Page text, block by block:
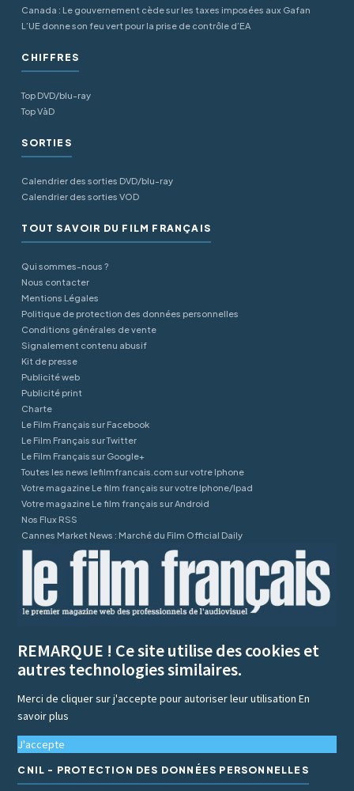
Canada : Le gouvernement cède sur les taxes imposées aux Gafan
L’UE donne son feu vert pour la prise de contrôle d’EA
CHIFFRES
Top DVD/blu-ray
Top VàD
SORTIES
Calendrier des sorties DVD/blu-ray
Calendrier des sorties VOD
TOUT SAVOIR DU FILM FRANÇAIS
Qui sommes-nous ?
Nous contacter
Mentions Légales
Politique de protection des données personnelles
Conditions générales de vente
Signalement contenu abusif
Kit de presse
Publicité web
Publicité print
Charte
Le Film Français sur Facebook
Le Film Français sur Twitter
Le Film Français sur Google+
Toutes les news lefilmfrancais.com sur votre Iphone
Votre magazine Le film français sur votre Iphone/Ipad
Votre magazine Le film français sur Android
Nos Flux RSS
Cannes Market News : Marché du Film Official Daily
REMARQUE ! Ce site utilise des cookies et
autres technologies similaires.
Merci de cliquer sur j'accepte pour autoriser leur utilisationEn
savoir plus
J'accepte
CNIL - PROTECTION DES DONNÉES PERSONNELLES